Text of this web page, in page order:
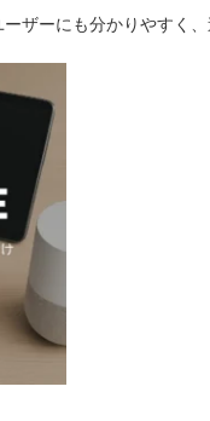
ザーにも分かりやすく、